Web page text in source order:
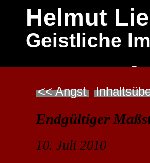
Helmut
Geistliche
Das Wort
<< Angst
Endgültiger
10. Juli 2010